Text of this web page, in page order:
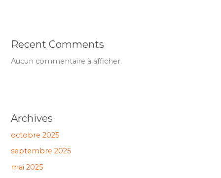
Recent Comments
Aucun commentaire à afficher.
Archives
octobre 2025
septembre 2025
mai 2025